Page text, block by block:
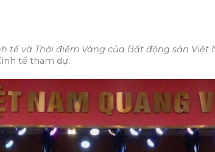
tế và Thời điểm Vàng của Bất động sản Việt
tế tham dự.